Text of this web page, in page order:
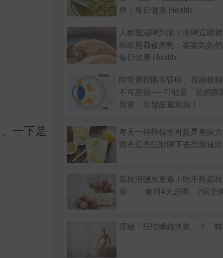
一下是
胖｜每日健康 Health
人參雞湯喝到膩？改喝這碗
癌細胞都被蒸乾，婆婆媽媽
每日健康 Health
時常覺得眼前昏暗、視線模
不可忽視—–可能是「視網膜
異常」引發嚴重疾病！
每天一杯檸檬水可提昇免疫
體有這些症狀喝下去恐加速
荔枝泡鹽水更毒！吃不熟荔
病 」：食用4大忌曝、2病患
便秘「狂吃纖維無效」？